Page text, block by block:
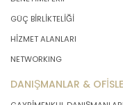
önce veri
belirtilen
amaçlar
4. İşlendikleri
GÜÇ BİRLİKTELİĞİ
HİZMET ALANLARI
NETWORKING
DANIŞMANLAR &